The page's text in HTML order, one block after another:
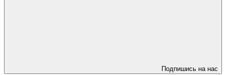
Подпишись на нас